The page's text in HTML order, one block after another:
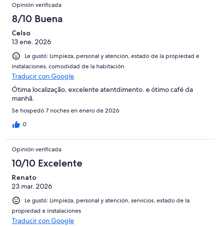
Opinión verificada
8/10 Buena
Celso
13 ene. 2026
Le gustó: Limpieza, personal y atención, estado de la propiedad e
instalaciones, comodidad de la habitación
Traducir con Google
Ótima localização, excelente atentdimento. e ótimo café da
manhã.
Se hospedó 7 noches en enero de 2026
0
Opinión verificada
10/10 Excelente
Renato
23 mar. 2026
Le gustó: Limpieza, personal y atención, servicios, estado de la
propiedad e instalaciones
Traducir con Google